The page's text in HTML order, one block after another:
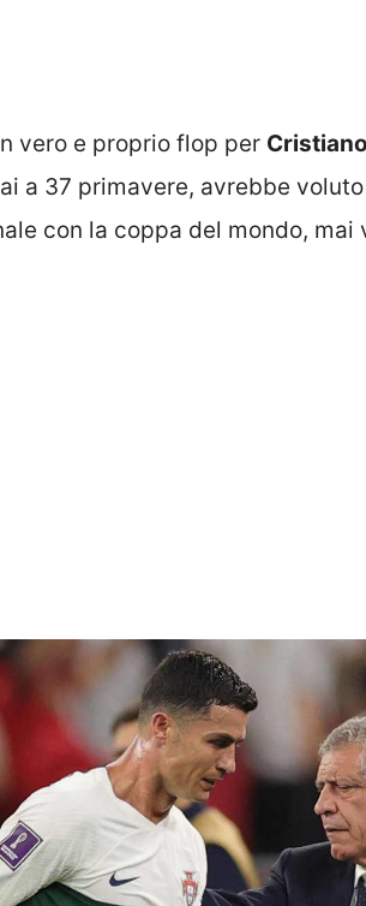
vero e proprio flop per
a 37 primavere, avrebbe
con la coppa del mondo, mai